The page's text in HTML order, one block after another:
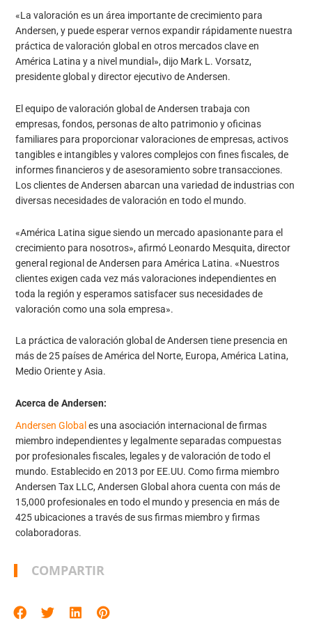
«La valoración es un área importante de crecimiento para
Andersen, y puede esperar vernos expandir rápidamente nuestra
práctica de valoración global en otros mercados clave en
América Latina y a nivel mundial», dijo Mark L. Vorsatz,
presidente global y director ejecutivo de Andersen.
El equipo de valoración global de Andersen trabaja con
empresas, fondos, personas de alto patrimonio y oficinas
familiares para proporcionar valoraciones de empresas, activos
tangibles e intangibles y valores complejos con fines fiscales, de
informes financieros y de asesoramiento sobre transacciones.
Los clientes de Andersen abarcan una variedad de industrias con
diversas necesidades de valoración en todo el mundo.
«América Latina sigue siendo un mercado apasionante para el
crecimiento para nosotros», afirmó Leonardo Mesquita, director
general regional de Andersen para América Latina. «Nuestros
clientes exigen cada vez más valoraciones independientes en
toda la región y esperamos satisfacer sus necesidades de
valoración como una sola empresa».
La práctica de valoración global de Andersen tiene presencia en
más de 25 países de América del Norte, Europa, América Latina,
Medio Oriente y Asia.
Acerca de Andersen:
Andersen Global es una asociación internacional de firmas
miembro independientes y legalmente separadas compuestas
por profesionales fiscales, legales y de valoración de todo el
mundo. Establecido en 2013 por EE.UU. Como firma miembro
Andersen Tax LLC, Andersen Global ahora cuenta con más de
15,000 profesionales en todo el mundo y presencia en más de
425 ubicaciones a través de sus firmas miembro y firmas
colaboradoras.
COMPARTIR